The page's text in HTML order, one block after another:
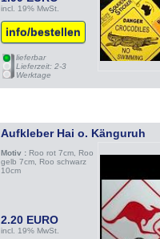
Waterhole, great barbie,
Turtle
incl. 19% MwSt.
info/bestellen
lieferbar
Lieferzeit: 2-3
Werktage
Aufkleber Hai o. Känguruh
Motiv : Roo rot 7cm, Roo
gelb 7cm, Roo schwarz
10cm
2.20 EURO
incl. 19% MwSt.